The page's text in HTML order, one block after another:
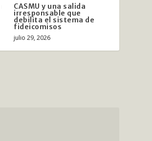
CASMU y una salida
irresponsable que
debilita el sistema de
fideicomisos
julio 29, 2026